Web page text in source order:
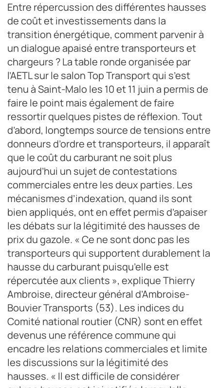
Entre répercussion des différentes hausses
de coût et investissements dans la
transition énergétique, comment parvenir à
un dialogue apaisé entre transporteurs et
chargeurs ? La table ronde organisée par
l’AETL sur le salon Top Transport qui s’est
tenu à Saint-Malo les 10 et 11 juin a permis de
faire le point mais également de faire
ressortir quelques pistes de réflexion. Tout
d’abord, longtemps source de tensions entre
donneurs d’ordre et transporteurs, il apparaît
que le coût du carburant ne soit plus
aujourd’hui un sujet de contestations
commerciales entre les deux parties. Les
mécanismes d’indexation, quand ils sont
bien appliqués, ont en effet permis d’apaiser
les débats sur la légitimité des hausses de
prix du gazole. « Ce ne sont donc pas les
transporteurs qui supportent durablement la
hausse du carburant puisqu’elle est
répercutée aux clients », explique Thierry
Ambroise, directeur général d’Ambroise-
Bouvier Transports (53). Les indices du
Comité national routier (CNR) sont en effet
devenus une référence commune qui
encadre les relations commerciales et limite
les discussions sur la légitimité des
hausses. « Il est difficile de considérer